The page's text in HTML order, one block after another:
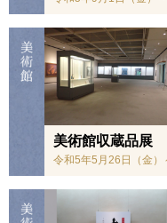
美術館収蔵品展
令和5年5月26日（金）